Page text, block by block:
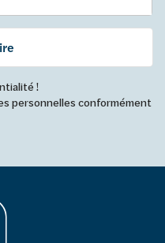
!
personnelles conformément